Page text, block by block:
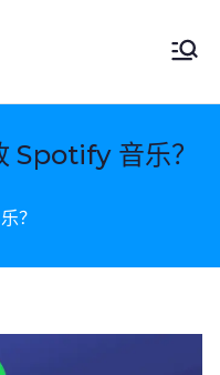
置更改器、Android 数
Spotify 音乐？
？